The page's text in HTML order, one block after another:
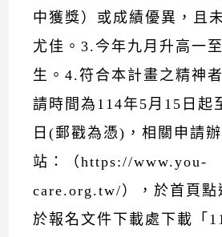
中獲獎）或成績優異，且
尤佳。3.今年九月升高一
生。4.符合本計畫之精神
請時間為114年5月15日起
日(郵戳為憑)，相關申請
站：（https://www.you-
care.org.tw/），於首頁點
於報名文件下載處下載「